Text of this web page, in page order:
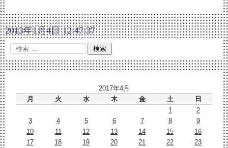
2013年1月4日 12:47:37
2017年4月
月
火 水 木 金 土
日
1
2
3
4 5 6 7 8
9
10
11 12 13 14 15
16
17
18 19 20 21 22
23